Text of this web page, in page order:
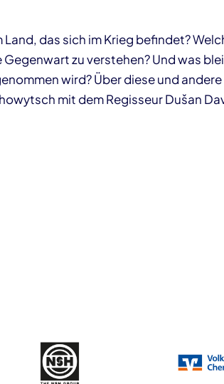
das sich im Krieg befindet?
zu verstehen? Und was
wird? Über diese und
mit dem Regisseur Dušan